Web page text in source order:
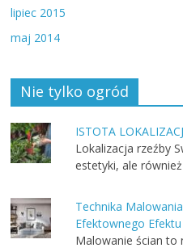
lipiec 2015
maj 2014
Nie tylko ogród
ISTOTA
Lokalizacja rzeźby
estetyki, ale
Technika
Efektownego Efektu
Malowanie ścian to